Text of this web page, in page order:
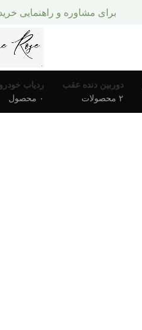
دوربین دنده عقب
۲ محصولات
ردیاب خودرو
۰ محصول
برای مشاوره و راهنمایی خرید تماس